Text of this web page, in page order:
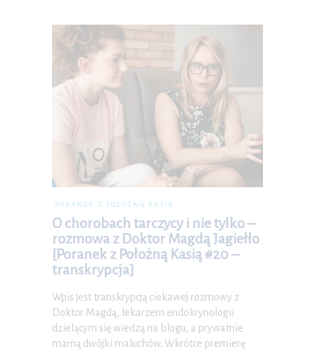
PORANEK Z POŁOŻNĄ KASIĄ
O chorobach tarczycy i nie tylko –
rozmowa z Doktor Magdą Jagiełło
[Poranek z Położną Kasią #20 –
transkrypcja]
Wpis jest transkrypcją ciekawej rozmowy z
Doktor Magdą, lekarzem endokrynologii
dzielącym się wiedzą na blogu, a prywatnie
mamą dwójki maluchów. Wkrótce premierę